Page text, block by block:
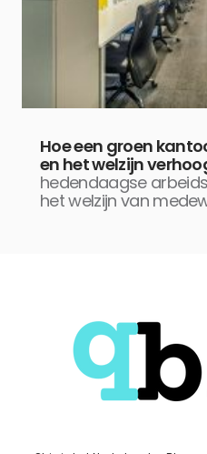
Hoe een groen
en het welzijn
hedendaagse
het welzijn van